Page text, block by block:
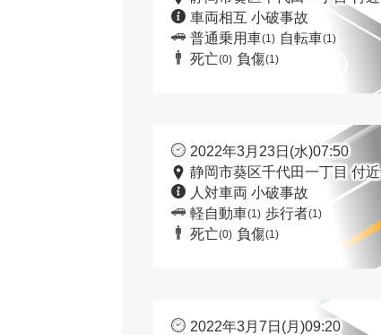
車両相互 小破事故
普通乗用車(1) 自転車(1)
死亡(0) 負傷(1)
2022年3月23日(水)07:50
静岡市葵区千代田一丁目 付近
人対車両 小破事故
軽自動車(1) 歩行者(1)
死亡(0) 負傷(1)
2022年3月7日(月)09:20